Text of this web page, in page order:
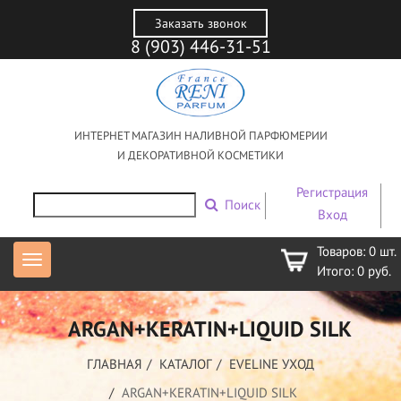
Заказать звонок
8 (903) 446-31-51
ИНТЕРНЕТ МАГАЗИН НАЛИВНОЙ ПАРФЮМЕРИИ
И ДЕКОРАТИВНОЙ КОСМЕТИКИ
Поиск
Регистрация
Вход
Товаров: 0 шт.
Итого: 0 руб.
ARGAN+KERATIN+LIQUID SILK
ГЛАВНАЯ КАТАЛОГ
EVELINE УХОД
ARGAN+KERATIN+LIQUID SILK